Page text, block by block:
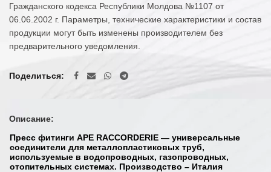
Гражданского кодекса Республики Молдова №1107 от
06.06.2002 г. Параметры, технические характеристики и состав
продукции могут быть изменены производителем без
предварительного уведомления.
Поделиться
Описание:
Пресс фитинги APE RACCORDERIE — универсальные
соединители для металлопластиковых труб,
используемые в водопроводных, газопроводных,
отопительных системах. Производство – Италия